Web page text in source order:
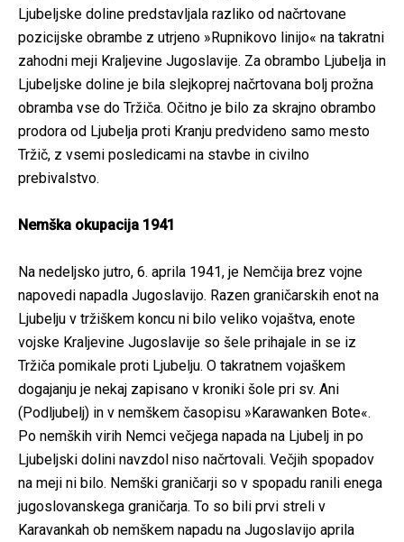
Ljubeljske doline predstavljala razliko od načrtovane
pozicijske obrambe z utrjeno »Rupnikovo linijo« na takratni
zahodni meji Kraljevine Jugoslavije. Za obrambo Ljubelja in
Ljubeljske doline je bila slejkoprej načrtovana bolj prožna
obramba vse do Tržiča. Očitno je bilo za skrajno obrambo
prodora od Ljubelja proti Kranju predvideno samo mesto
Tržič, z vsemi posledicami na stavbe in civilno
prebivalstvo.
Nemška okupacija 1941
Na nedeljsko jutro, 6. aprila 1941, je Nemčija brez vojne
napovedi napadla Jugoslavijo. Razen graničarskih enot na
Ljubelju v tržiškem koncu ni bilo veliko vojaštva, enote
vojske Kraljevine Jugoslavije so šele prihajale in se iz
Tržiča pomikale proti Ljubelju. O takratnem vojaškem
dogajanju je nekaj zapisano v kroniki šole pri sv. Ani
(Podljubelj) in v nemškem časopisu »Karawanken Bote«.
Po nemških virih Nemci večjega napada na Ljubelj in po
Ljubeljski dolini navzdol niso načrtovali. Večjih spopadov
na meji ni bilo. Nemški graničarji so v spopadu ranili enega
jugoslovanskega graničarja. To so bili prvi streli v
Karavankah ob nemškem napadu na Jugoslavijo aprila